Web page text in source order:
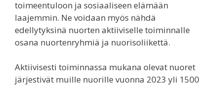
toimeentuloon ja sosiaaliseen elämään
laajemmin. Ne voidaan myös nähdä
edellytyksinä nuorten aktiiviselle toiminnalle
osana nuortenryhmiä ja nuorisoliikettä.
Aktiivisesti toiminnassa mukana olevat nuoret
järjestivät muille nuorille vuonna 2023 yli 1500